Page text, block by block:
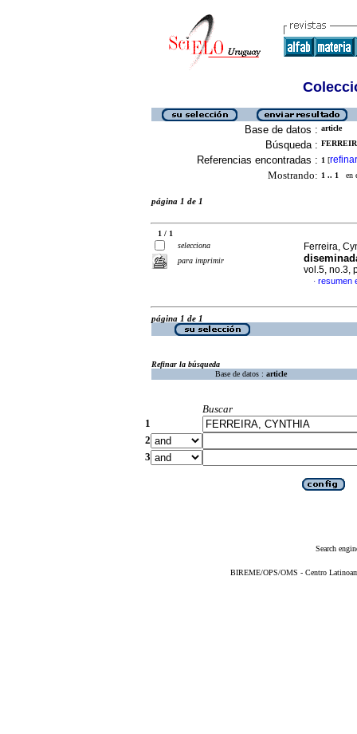
Base de datos : article
Búsqueda :
Referencias encontradas : 1 [refinar
Mostrando: 1 .. 1 en
página 1 de 1
1 / 1
selecciona
para imprimir
Ferreira,
vol.5, no.3,
· resumen
página 1 de 1
Refinar la búsqueda
Base de datos : article
Buscar
1
2
3
Search
BIREME/OPS/OMS - Centro